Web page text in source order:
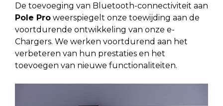
De toevoeging van Bluetooth-connectiviteit aan
Pole Pro weerspiegelt onze toewijding aan de
voortdurende ontwikkeling van onze e-
Chargers. We werken voortdurend aan het
verbeteren van hun prestaties en het
toevoegen van nieuwe functionaliteiten.